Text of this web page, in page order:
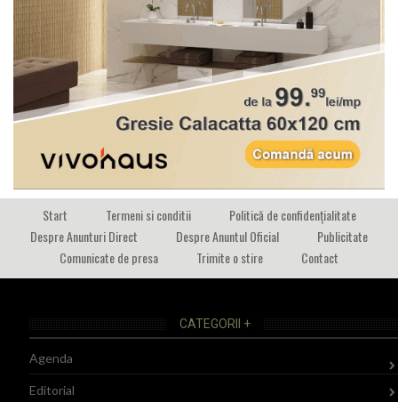
Start Termeni si conditii
Politică de confidențialitate
Despre Anunturi Direct
Despre Anuntul Oficial
Publicitate
Comunicate de presa
Trimite o stire Contact
CATEGORII +
Agenda
Editorial